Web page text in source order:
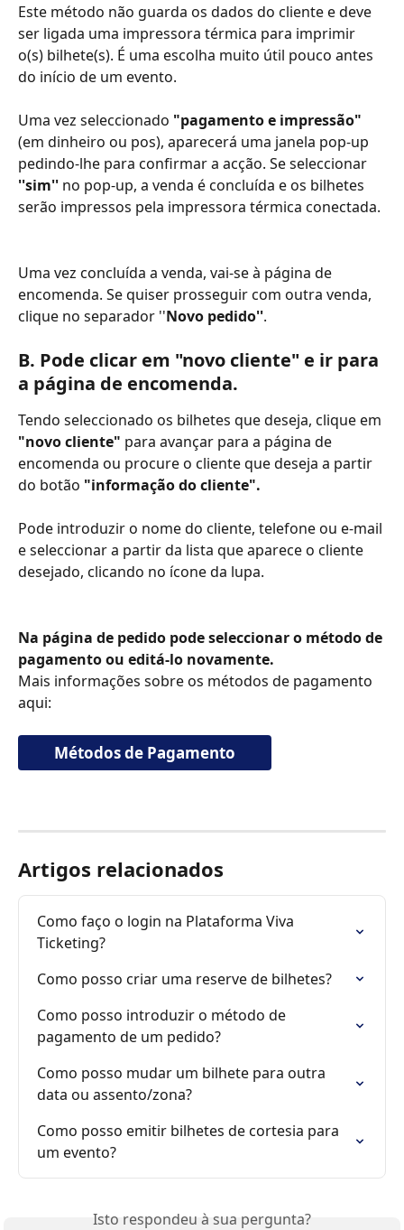
Este método não guarda os dados do cliente e deve
ser ligada uma impressora térmica para imprimir
o(s) bilhete(s). É uma escolha muito útil pouco antes
do início de um evento.
Uma vez seleccionado "pagamento e impressão"
(em dinheiro ou pos), aparecerá uma janela pop-up
pedindo-lhe para confirmar a acção. Se seleccionar
''sim'' no pop-up, a venda é concluída e os bilhetes
serão impressos pela impressora térmica conectada.
Uma vez concluída a venda, vai-se à página de
encomenda. Se quiser prosseguir com outra venda,
clique no separador ''Novo pedido''.
B. Pode clicar em "novo cliente" e ir para
a página de encomenda.
Tendo seleccionado os bilhetes que deseja, clique em
"novo cliente" para avançar para a página de
encomenda ou procure o cliente que deseja a partir
do botão "informação do cliente".
Pode introduzir o nome do cliente, telefone ou e-mail
e seleccionar a partir da lista que aparece o cliente
desejado, clicando no ícone da lupa.
Na página de pedido pode seleccionar o método de
pagamento ou editá-lo novamente.
Mais informações sobre os métodos de pagamento
aqui:
Métodos de Pagamento
Artigos relacionados
Como faço o login na Plataforma Viva
Ticketing?
Como posso criar uma reserve de bilhetes?
Como posso introduzir o método de
pagamento de um pedido?
Como posso mudar um bilhete para outra
data ou assento/zona?
Como posso emitir bilhetes de cortesia para
um evento?
Isto respondeu à sua pergunta?